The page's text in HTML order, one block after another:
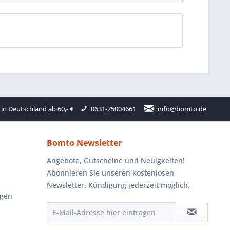
Deutschland ab 60,- € 0631-75004661 info@bomto.de
Bomto Newsletter
Angebote, Gutscheine und Neuigkeiten!
Abonnieren Sie unseren kostenlosen
Newsletter. Kündigung jederzeit möglich.